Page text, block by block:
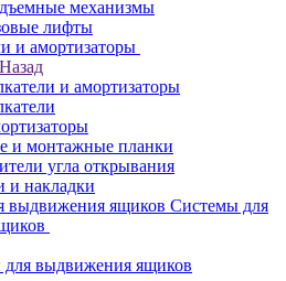
механизмы
лифты
и амортизаторы
Назад
и амортизаторы
и монтажные планки
угла открывания
и накладки
Системы для
выдвижения ящиков